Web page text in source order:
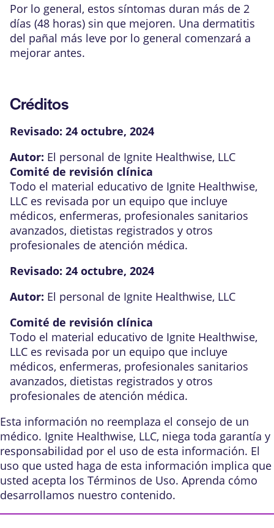
Por lo general, estos síntomas duran más de 2
días (48 horas) sin que mejoren. Una dermatitis
del pañal más leve por lo general comenzará a
mejorar antes.
Créditos
Revisado: 24 octubre, 2024
Autor: El personal de Ignite Healthwise, LLC
Comité de revisión clínica
Todo el material educativo de Ignite Healthwise,
LLC es revisada por un equipo que incluye
médicos, enfermeras, profesionales sanitarios
avanzados, dietistas registrados y otros
profesionales de atención médica.
Revisado: 24 octubre, 2024
Autor: El personal de Ignite Healthwise, LLC
Comité de revisión clínica
Todo el material educativo de Ignite Healthwise,
LLC es revisada por un equipo que incluye
médicos, enfermeras, profesionales sanitarios
avanzados, dietistas registrados y otros
profesionales de atención médica.
Esta información no reemplaza el consejo de un
médico. Ignite Healthwise, LLC, niega toda garantía y
responsabilidad por el uso de esta información. El
uso que usted haga de esta información implica que
usted acepta los Términos de Uso. Aprenda cómo
desarrollamos nuestro contenido.